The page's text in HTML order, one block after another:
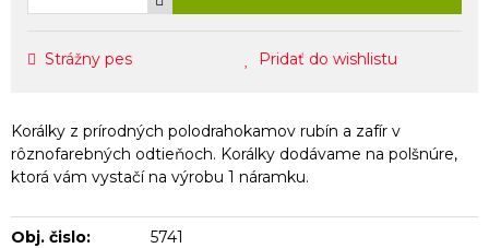
Strážny pes Pridať do wishlistu
Korálky z prírodných polodrahokamov rubín a zafír v
rôznofarebných odtieňoch. Korálky dodávame na polšnúre,
ktorá vám vystačí na výrobu 1 náramku.
Obj. čislo: 5741